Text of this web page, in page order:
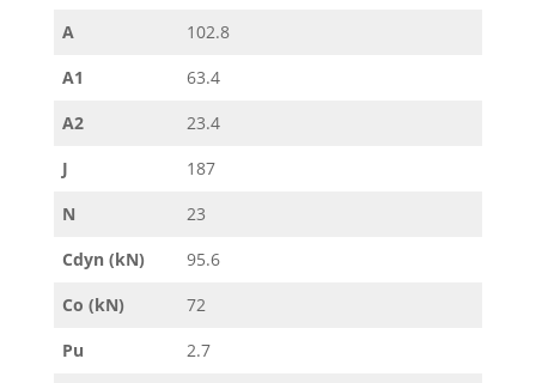
A
102.8
A1
63.4
A2
23.4
J
187
N
23
Cdyn (kN)
95.6
Co (kN)
72
Pu
2.7